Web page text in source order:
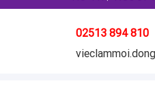
02513 894 810